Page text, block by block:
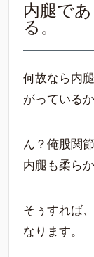
内腿で
る。
何故なら内
がっている
ん？俺股関
内腿も柔ら
そぅすれば
なります。